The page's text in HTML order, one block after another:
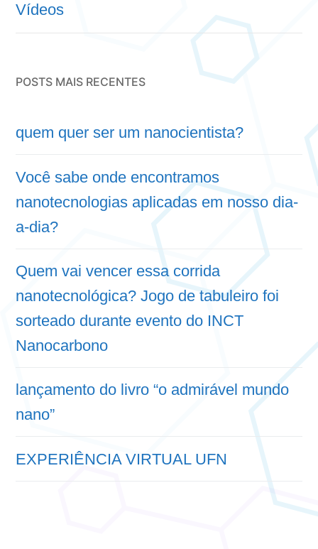
Vídeos
POSTS MAIS RECENTES
quem quer ser um nanocientista?
Você sabe onde encontramos
nanotecnologias aplicadas em nosso dia-
a-dia?
Quem vai vencer essa corrida
nanotecnológica? Jogo de tabuleiro foi
sorteado durante evento do INCT
Nanocarbono
lançamento do livro “o admirável mundo
nano”
EXPERIÊNCIA VIRTUAL UFN